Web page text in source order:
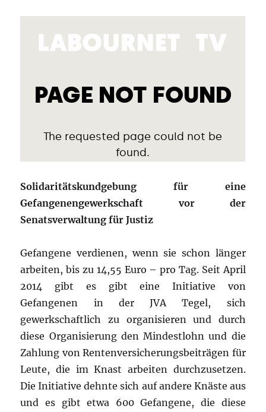
Solidaritätskundgebung für eine
Gefangenengewerkschaft vor der
Senatsverwaltung für Justiz
Gefangene verdienen, wenn sie schon länger
arbeiten, bis zu 14,55 Euro – pro Tag. Seit April
2014 gibt es gibt eine Initiative von
Gefangenen in der JVA Tegel, sich
gewerkschaftlich zu organisieren und durch
diese Organisierung den Mindestlohn und die
Zahlung von Rentenversicherungsbeiträgen für
Leute, die im Knast arbeiten durchzusetzen.
Die Initiative dehnte sich auf andere Knäste aus
und es gibt etwa 600 Gefangene, die diese